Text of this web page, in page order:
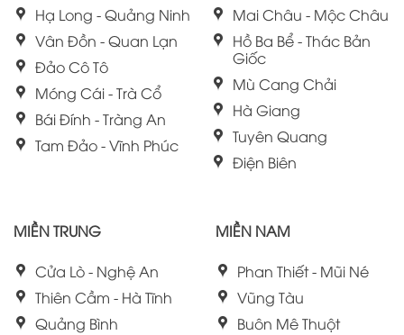
Hạ Long - Quảng Ninh
Vân Đồn - Quan Lạn
Đảo Cô Tô
Móng Cái - Trà Cổ
Bái Đính - Tràng An
Tam Đảo - Vĩnh Phúc
Mai Châu - Mộc Châu
Hồ Ba Bể - Thác Bản
Giốc
Mù Cang Chải
Hà Giang
Tuyên Quang
Điện Biên
MIỀN TRUNG
Cửa Lò - Nghệ An
Thiên Cầm - Hà Tĩnh
Quảng Bình
MIỀN NAM
Phan Thiết - Mũi Né
Vũng Tàu
Buôn Mê Thuột